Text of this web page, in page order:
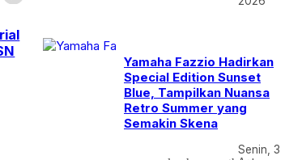
Jambi, Khadafi Jadi Calon Pertama
Ambil Formulir
calendar_monthSenin, 19 Apr 2021
Yamaha Fazzio Hadirkan
Special Edition Sunset
Blue, Tampilkan Nuansa
Retro Summer yang
Semakin Skena
Senin, 3